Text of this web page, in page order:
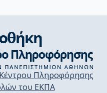
Πληροφόρησης
του ΕΚΠΑ